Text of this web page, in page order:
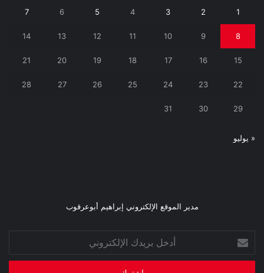
1
2
3
4
5
6
7
8
9
10
11
12
13
14
15
16
17
18
19
20
21
22
23
24
25
26
27
28
29
30
31
« يوليو
مدير الموقع الإلكتروني إبراهيم أبوعرقوب
بريدك
الإلكتروني